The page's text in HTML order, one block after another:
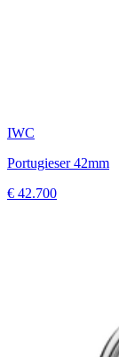
IWC
Portugieser 42mm
€ 42.700